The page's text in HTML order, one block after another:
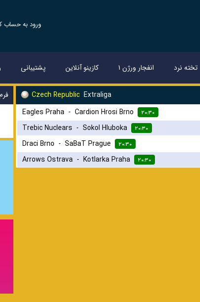
ورود به حساب
تخته نرد انفجار ورژن ۱ کازینو آنلاین پشتیبانی
Czech Republic Extraliga
Eagles Praha - Cardion Hrosi Brno ۲۰:۳۰
Trebic Nuclears - Sokol Hluboka ۲۰:۳۰
Draci Brno - SaBaT Prague ۲۰:۳۰
Arrows Ostrava - Kotlarka Praha ۲۰:۳۰